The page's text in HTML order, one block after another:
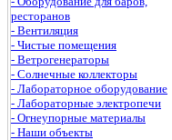
ресторанов
- Вентиляция
- Чистые помещения
- Ветрогенераторы
- Солнечные коллекторы
- Лабораторное оборудование
- Лабораторные электропечи
- Огнеупорные материалы
- Наши объекты